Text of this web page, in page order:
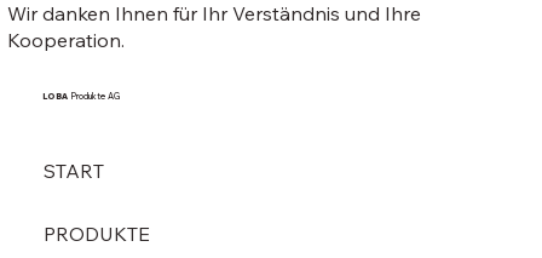
Wir danken Ihnen für Ihr Verständnis und Ihre
Kooperation.
START
PRODUKTE
LOBA Produkte AG